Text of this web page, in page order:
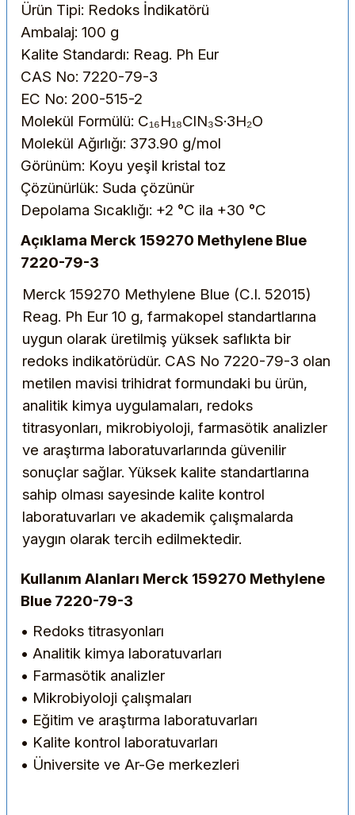
Ürün Tipi: Redoks İndikatörü
Ambalaj: 100 g
Kalite Standardı: Reag. Ph Eur
CAS No: 7220-79-3
EC No: 200-515-2
Molekül Formülü: C₁₆H₁₈ClN₃S·3H₂O
Molekül Ağırlığı: 373.90 g/mol
Görünüm: Koyu yeşil kristal toz
Çözünürlük: Suda çözünür
Depolama Sıcaklığı: +2 °C ila +30 °C
Açıklama Merck 159270 Methylene Blue
7220-79-3
Merck 159270 Methylene Blue (C.I. 52015)
Reag. Ph Eur 10 g, farmakopel standartlarına
uygun olarak üretilmiş yüksek saflıkta bir
redoks indikatörüdür. CAS No 7220-79-3 olan
metilen mavisi trihidrat formundaki bu ürün,
analitik kimya uygulamaları, redoks
titrasyonları, mikrobiyoloji, farmasötik analizler
ve araştırma laboratuvarlarında güvenilir
sonuçlar sağlar. Yüksek kalite standartlarına
sahip olması sayesinde kalite kontrol
laboratuvarları ve akademik çalışmalarda
yaygın olarak tercih edilmektedir.
Kullanım Alanları Merck 159270 Methylene
Blue 7220-79-3
• Redoks titrasyonları
• Analitik kimya laboratuvarları
• Farmasötik analizler
• Mikrobiyoloji çalışmaları
• Eğitim ve araştırma laboratuvarları
• Kalite kontrol laboratuvarları
• Üniversite ve Ar-Ge merkezleri